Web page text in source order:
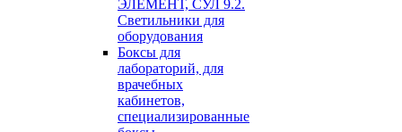
ЭЛЕМЕНТ, СУЛ 9.2.
Светильники для
оборудования
Боксы для
лабораторий, для
врачебных
кабинетов,
специализированные